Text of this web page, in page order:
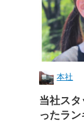
本社
当社ス
ったラ